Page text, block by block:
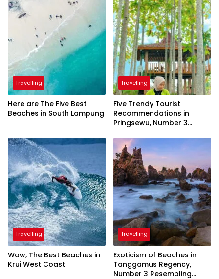
Travelling
Here are The Five Best
Beaches in South Lampung
Travelling
Five Trendy Tourist
Recommendations in
Pringsewu, Number 3
President
Travelling
Wow, The Best Beaches in
Krui West Coast
Travelling
Exoticism of Beaches in
Tanggamus Regency,
Number 3 Resembling